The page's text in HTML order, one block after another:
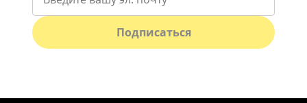
Подписаться